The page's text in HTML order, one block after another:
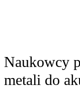
Naukowcy
metali do